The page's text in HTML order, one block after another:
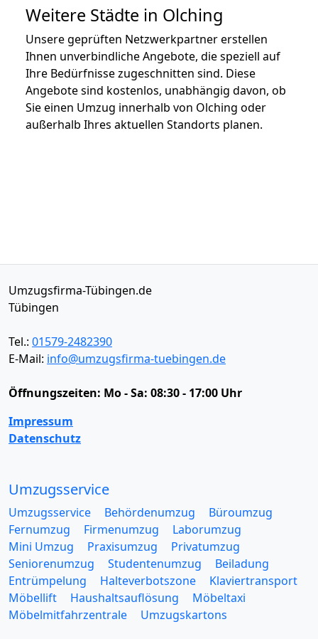
Weitere Städte in Olching
Unsere geprüften Netzwerkpartner erstellen
Ihnen unverbindliche Angebote, die speziell auf
Ihre Bedürfnisse zugeschnitten sind. Diese
Angebote sind kostenlos, unabhängig davon, ob
Sie einen Umzug innerhalb von Olching oder
außerhalb Ihres aktuellen Standorts planen.
Umzugsfirma-Tübingen.de
Tübingen
Tel.: 01579-2482390
E-Mail: info@umzugsfirma-tuebingen.de
Öffnungszeiten: Mo - Sa: 08:30 - 17:00 Uhr
Impressum
Datenschutz
Umzugsservice
Umzugsservice Behördenumzug
Büroumzug
Fernumzug
Firmenumzug
Laborumzug
Mini Umzug
Praxisumzug
Privatumzug
Seniorenumzug
Studentenumzug
Beiladung
Entrümpelung
Halteverbotszone
Klaviertransport
Möbellift
Haushaltsauflösung
Möbeltaxi
Möbelmitfahrzentrale
Umzugskartons